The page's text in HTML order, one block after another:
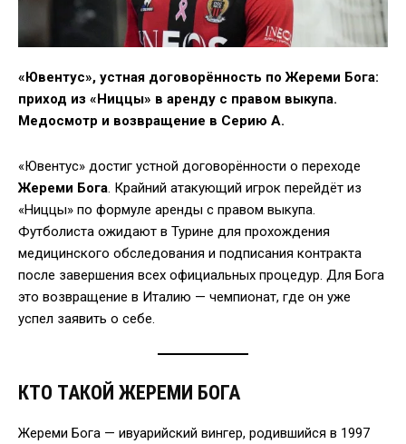
«Ювентус», устная договорённость по Жереми Бога:
приход из «Ниццы» в аренду с правом выкупа.
Медосмотр и возвращение в Серию А.
«Ювентус» достиг устной договорённости о переходе
Жереми Бога. Крайний атакующий игрок перейдёт из
«Ниццы» по формуле аренды с правом выкупа.
Футболиста ожидают в Турине для прохождения
медицинского обследования и подписания контракта
после завершения всех официальных процедур. Для Бога
это возвращение в Италию — чемпионат, где он уже
успел заявить о себе.
КТО ТАКОЙ ЖЕРЕМИ БОГА
Жереми Бога — ивуарийский вингер, родившийся в 1997